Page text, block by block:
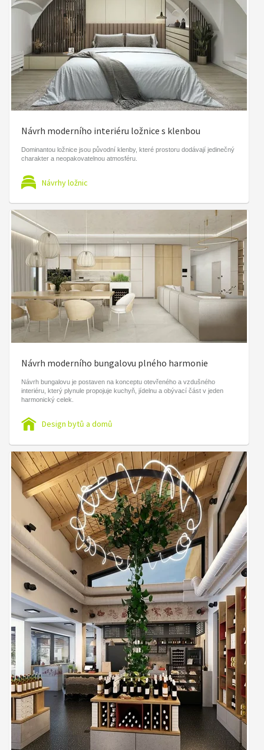
Návrh moderního interiéru ložnice s klenbou
Dominantou ložnice jsou původní klenby, které prostoru dodávají jedinečný
charakter a neopakovatelnou atmosféru.
Návrhy ložnic
Návrh moderního bungalovu plného harmonie
Návrh bungalovu je postaven na konceptu otevřeného a vzdušného
interiéru, který plynule propojuje kuchyň, jídelnu a obývací část v jeden
harmonický celek.
Design bytů a domů